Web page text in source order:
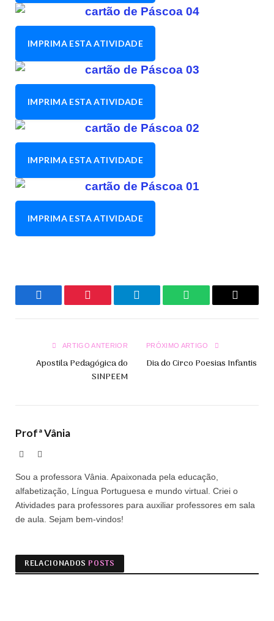
IMPRIMA ESTA ATIVIDADE
IMPRIMA ESTA ATIVIDADE
IMPRIMA ESTA ATIVIDADE
IMPRIMA ESTA ATIVIDADE
Facebook Pinterest Telegrama WhatsAppCopiar
ARTIGO ANTERIOR
Apostila Pedagógica do
SINPEEM
PRÓXIMO ARTIGO
Dia do Circo Poesias Infantis
Profª Vânia
Sou a professora Vânia. Apaixonada pela educação,
alfabetização, Língua Portuguesa e mundo virtual. Criei o
Atividades para professores para auxiliar professores em sala
de aula. Sejam bem-vindos!
RELACIONADOS POSTS